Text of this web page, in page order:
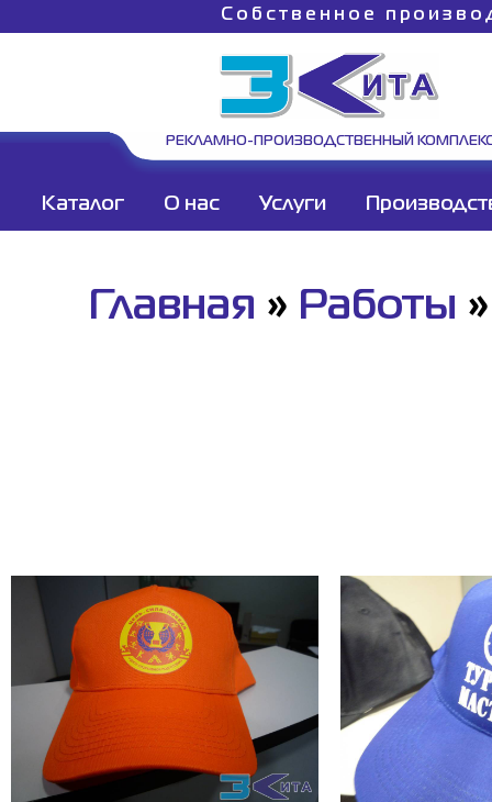
Собственное
РЕКЛАМНО-ПРОИЗВОДСТВЕННЫЙ
Каталог О нас Услуги
Главная » Работы